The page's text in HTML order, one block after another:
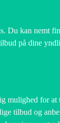
Du kan nemt
på dine
mulighed for at
tilbud og